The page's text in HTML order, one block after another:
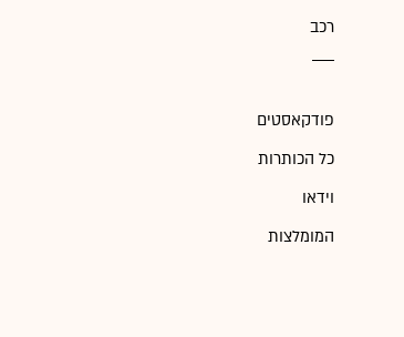
רכב
פודקאסטים
כל הכותרות
וידאו
המומלצות